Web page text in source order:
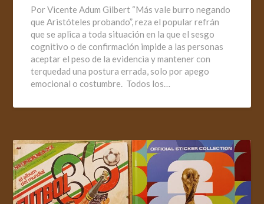
Por Vicente Adum Gilbert “Más vale burro negando
que Aristóteles probando”, reza el popular refrán
que se aplica a toda situación en la que el sesgo
cognitivo o de confirmación impide a las personas
aceptar el peso de la evidencia y mantener con
terquedad una postura errada, solo por apego
emocional o costumbre. Todos los…